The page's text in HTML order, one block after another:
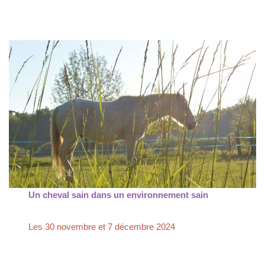
Un cheval sain dans un environnement sain
Les 30 novembre et 7 décembre 2024